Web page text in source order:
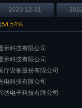
2023-12-31
54.54%
示科技有限公司
示科技有限公司
疗设备股份有限公司
电科技有限公司
达电子科技有限公司